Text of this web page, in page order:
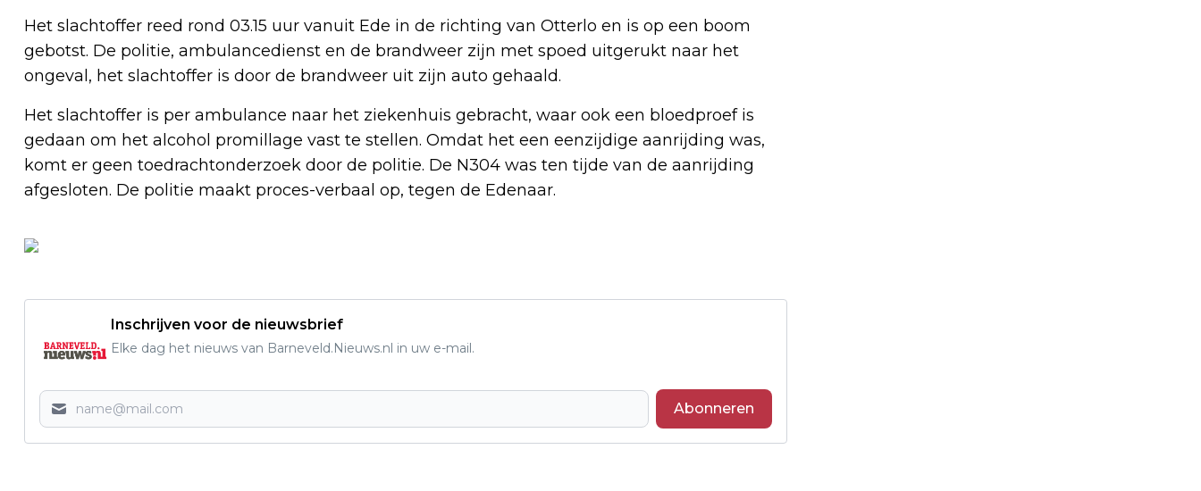
Het slachtoffer reed rond 03.15 uur vanuit Ede in de richting van Otterlo en is op een boom
gebotst. De politie, ambulancedienst en de brandweer zijn met spoed uitgerukt naar het
ongeval, het slachtoffer is door de brandweer uit zijn auto gehaald.
Het slachtoffer is per ambulance naar het ziekenhuis gebracht, waar ook een bloedproef is
gedaan om het alcohol promillage vast te stellen. Omdat het een eenzijdige aanrijding was,
komt er geen toedrachtonderzoek door de politie. De N304 was ten tijde van de aanrijding
afgesloten. De politie maakt proces-verbaal op, tegen de Edenaar.
Inschrijven voor de nieuwsbrief
Elke dag het nieuws van Barneveld.Nieuws.nl in uw e-mail.
Abonneren